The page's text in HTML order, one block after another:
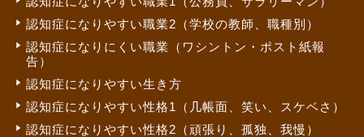
認知症になりやすい職業2（学校の教師、職種別）
認知症になりにくい職業（ワシントン・ポスト紙報
告）
認知症になりやすい生き方
認知症になりやすい性格1（几帳面、笑い、スケベさ）
認知症になりやすい性格2（頑張り、孤独、我慢）